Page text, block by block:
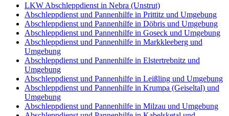
LKW Abschleppdienst in Nebra (Unstrut)
Abschleppdienst und Pannenhilfe in Prittitz und Umgebung
Abschleppdienst und Pannenhilfe in Döbris und Umgebung
Abschleppdienst und Pannenhilfe in Goseck und Umgebung
Abschleppdienst und Pannenhilfe in Markkleeberg und
Umgebung
Abschleppdienst und Pannenhilfe in Elstertrebnitz und
Umgebung
Abschleppdienst und Pannenhilfe in Leißling und Umgebung
Abschleppdienst und Pannenhilfe in Krumpa (Geiseltal) und
Umgebung
Abschleppdienst und Pannenhilfe in Milzau und Umgebung